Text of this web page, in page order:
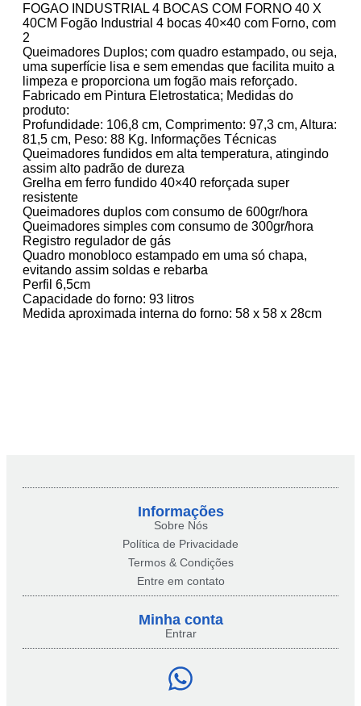
FOGAO INDUSTRIAL 4 BOCAS COM FORNO 40 X
40CM Fogão Industrial 4 bocas 40×40 com Forno, com
2
Queimadores Duplos; com quadro estampado, ou seja,
uma superfície lisa e sem emendas que facilita muito a
limpeza e proporciona um fogão mais reforçado.
Fabricado em Pintura Eletrostatica; Medidas do
produto:
Profundidade: 106,8 cm, Comprimento: 97,3 cm, Altura:
81,5 cm, Peso: 88 Kg. Informações Técnicas
Queimadores fundidos em alta temperatura, atingindo
assim alto padrão de dureza
Grelha em ferro fundido 40×40 reforçada super
resistente
Queimadores duplos com consumo de 600gr/hora
Queimadores simples com consumo de 300gr/hora
Registro regulador de gás
Quadro monobloco estampado em uma só chapa,
evitando assim soldas e rebarba
Perfil 6,5cm
Capacidade do forno: 93 litros
Medida aproximada interna do forno: 58 x 58 x 28cm
Informações
Sobre Nós
Política de Privacidade
Termos & Condições
Entre em contato
Minha conta​
Entrar